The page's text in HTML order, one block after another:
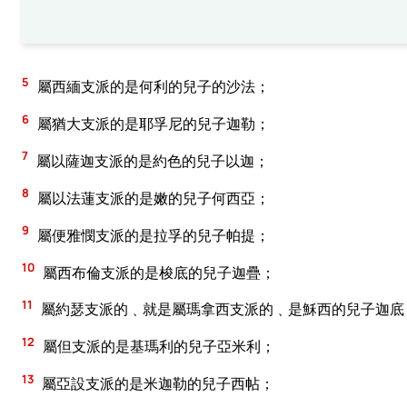
5 屬西緬支派的是何利的兒子的沙法；
6 屬猶大支派的是耶孚尼的兒子迦勒；
7 屬以薩迦支派的是約色的兒子以迦；
8 屬以法蓮支派的是嫩的兒子何西亞；
9 屬便雅憫支派的是拉孚的兒子帕提；
10 屬西布倫支派的是梭底的兒子迦疊；
11 屬約瑟支派的﹑就是屬瑪拿西支派的﹑是穌西的兒子迦
12 屬但支派的是基瑪利的兒子亞米利；
13 屬亞設支派的是米迦勒的兒子西帖；